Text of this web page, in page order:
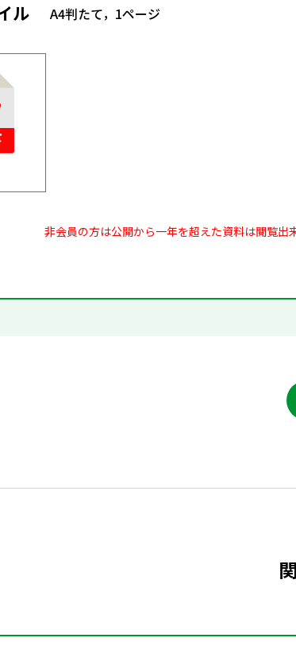
ル A4判たて，1ページ
非会員の方は公開から一年を超えた資料は閲覧出